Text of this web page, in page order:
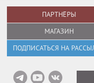
ПАРТНЁРЫ
МАГАЗИН
ПОДПИСАТЬСЯ НА